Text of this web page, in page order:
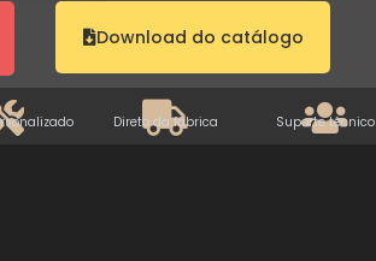
Download do catálogo
Direto da fábrica Suporte técnico